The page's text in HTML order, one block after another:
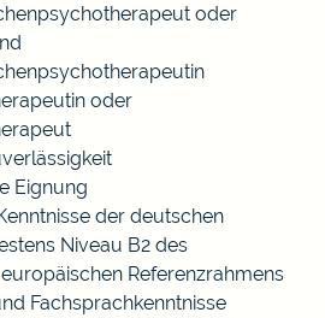
oder
oder
Eignung
der deutschen
Niveau B2 des
Referenzrahmens
Fachsprachkenntnisse